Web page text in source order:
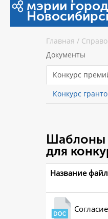
мэрии
Главная /
Документы
Конкурс
Конкурс
Шаблоны
для
Название